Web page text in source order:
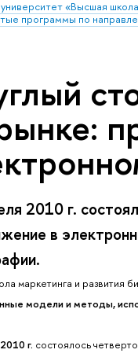
«Высшая
программы по
2010 г.
в
маркетинга и развития
модели и методы,
г. состоялось